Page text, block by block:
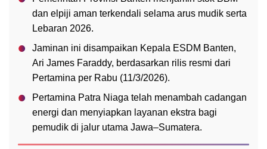
dan elpiji aman terkendali selama arus mudik serta
Lebaran 2026.
Jaminan ini disampaikan Kepala ESDM Banten,
Ari James Faraddy, berdasarkan rilis resmi dari
Pertamina per Rabu (11/3/2026).
Pertamina Patra Niaga telah menambah cadangan
energi dan menyiapkan layanan ekstra bagi
pemudik di jalur utama Jawa–Sumatera.